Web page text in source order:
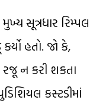
સૂત્રધાર રિમ્પલ
હતો. જો કે,
રજૂ ન કરી શકતા
કસ્ટડીમાં